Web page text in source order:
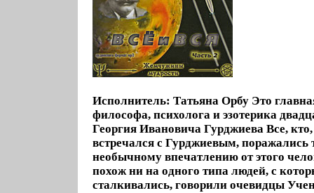
Исполнитель: Татьяна Орбу Это
философа, психолога и эзотерика
Георгия Ивановича Гурджиева Все,
встречался с Гурджиевым,
необычному впечатлению от этого
похож ни на одного типа людей, с
сталкивались, говорили очевидцы